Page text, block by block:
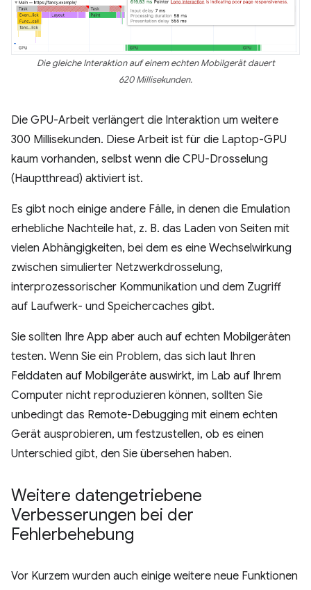
Die gleiche Interaktion auf einem echten Mobilgerät dauert
620 Millisekunden.
Die GPU-Arbeit verlängert die Interaktion um weitere
300 Millisekunden. Diese Arbeit ist für die Laptop-GPU
kaum vorhanden, selbst wenn die CPU-Drosselung
(Hauptthread) aktiviert ist.
Es gibt noch einige andere Fälle, in denen die Emulation
erhebliche Nachteile hat, z. B. das Laden von Seiten mit
vielen Abhängigkeiten, bei dem es eine Wechselwirkung
zwischen simulierter Netzwerkdrosselung,
interprozessorischer Kommunikation und dem Zugriff
auf Laufwerk- und Speichercaches gibt.
Sie sollten Ihre App aber auch auf echten Mobilgeräten
testen. Wenn Sie ein Problem, das sich laut Ihren
Felddaten auf Mobilgeräte auswirkt, im Lab auf Ihrem
Computer nicht reproduzieren können, sollten Sie
unbedingt das Remote-Debugging mit einem echten
Gerät ausprobieren, um festzustellen, ob es einen
Unterschied gibt, den Sie übersehen haben.
Weitere datengetriebene
Verbesserungen bei der
Fehlerbehebung
Vor Kurzem wurden auch einige weitere neue Funktionen